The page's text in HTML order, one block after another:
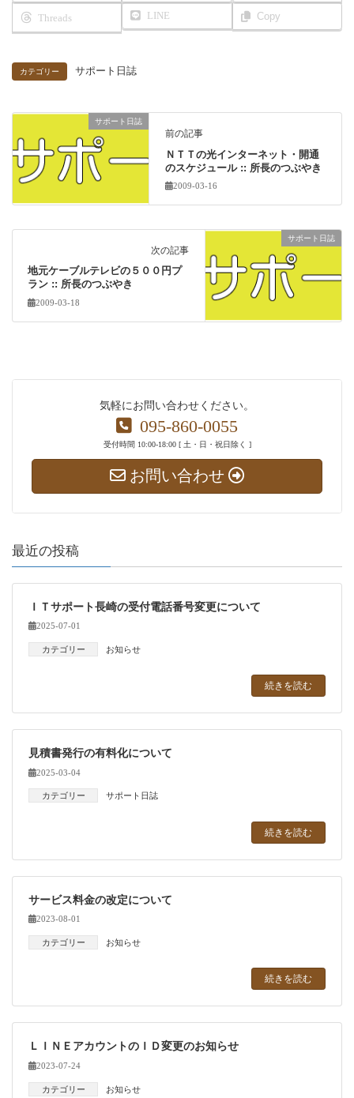
Threads LINE Copy
カテゴリー サポート日誌
サポート日誌
前の記事
ＮＴＴの光インターネット・開通
のスケジュール :: 所長のつぶやき
2009-03-16
サポート日誌
次の記事
地元ケーブルテレビの５００円プ
ラン :: 所長のつぶやき
2009-03-18
気軽にお問い合わせください。
095-860-0055
受付時間 10:00-18:00 [ 土・日・祝日除く ]
お問い合わせ
最近の投稿
ＩＴサポート長崎の受付電話番号変更について
2025-07-01
カテゴリー お知らせ
続きを読む
見積書発行の有料化について
2025-03-04
カテゴリー サポート日誌
続きを読む
サービス料金の改定について
2023-08-01
カテゴリー お知らせ
続きを読む
ＬＩＮＥアカウントのＩＤ変更のお知らせ
2023-07-24
カテゴリー お知らせ